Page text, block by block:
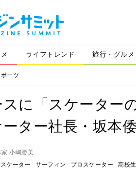
ライフトレンド 旅行・グルメ
ーツ
に「スケーター
ター社長・坂本
家 小嶋勝美
スケーター サーフィン プロスケーター
高校